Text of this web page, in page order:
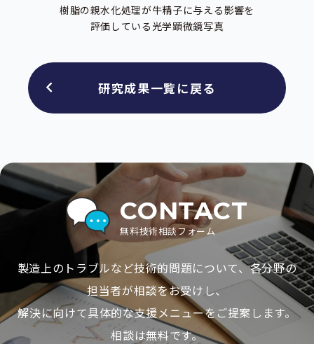
樹脂の親水化処理が牛精子に与える影響を
評価している光学顕微鏡写真
研究成果一覧に戻る
CONTACT
無料技術相談フォーム
製造上のトラブルなど技術的問題について、各分野の
担当者が相談をお受けし、
解決に向けて具体的な⽀援メニューをご提案します。
相談は無料です。